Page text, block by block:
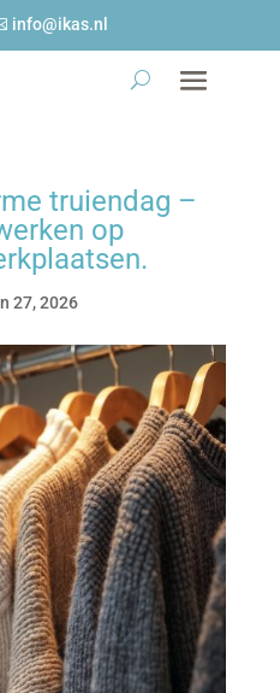
info@ikas.nl
truiendag –
op
27, 2026